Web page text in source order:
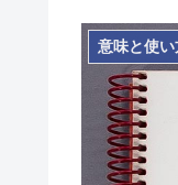
意味と使い